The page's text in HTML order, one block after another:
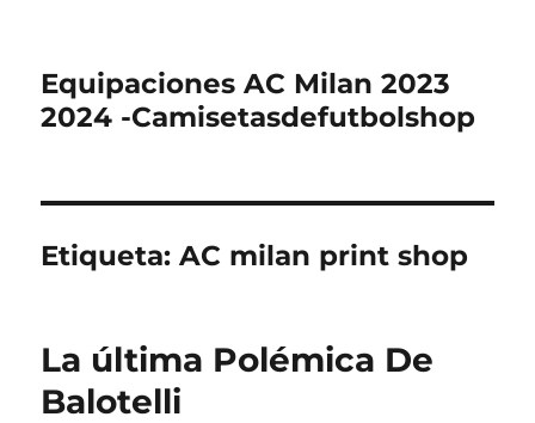
Equipaciones AC Milan 2023
2024 -Camisetasdefutbolshop
Etiqueta:AC milan print shop
La última Polémica De
Balotelli